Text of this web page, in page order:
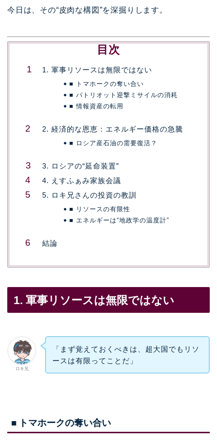
今日は、その“皮肉な構図”を深掘りします。
目次
1. 軍事リソースは無限ではない
■ トマホークの奪い合い
■ パトリオット迎撃ミサイルの消耗
■ 情報資産の転用
2. 経済的な恩恵：エネルギー価格の急騰
■ ロシア産石油の需要復活？
3. ロシアの“延命装置”
4. えすふぁみ家族会議
5. ロキ兄さんの投資の教訓
■ リソースの有限性
■ エネルギーは“地政学の温度計”
結論
1. 軍事リソースは無限ではない
ロキ兄
「まず覚えておくべきは、超大国でもリソ
ースは有限ってことだ」
■ トマホークの奪い合い